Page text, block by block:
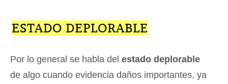
ESTADO DEPLORABLE
Por lo general se habla del estado deplorable
de algo cuando evidencia daños importantes, ya